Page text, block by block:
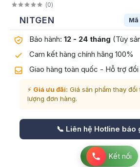
(0)
NITGEN
Bảo hành: 12 - 24 tháng (Tùy
Cam kết hàng chính hãng 100%
Giao hàng toàn quốc - Hỗ trợ đổi
⚡ Giá ưu đãi: Giá sản phẩm thay
lượng đơn hàng.
📞 Liên hệ Hotline báo
Kết nối